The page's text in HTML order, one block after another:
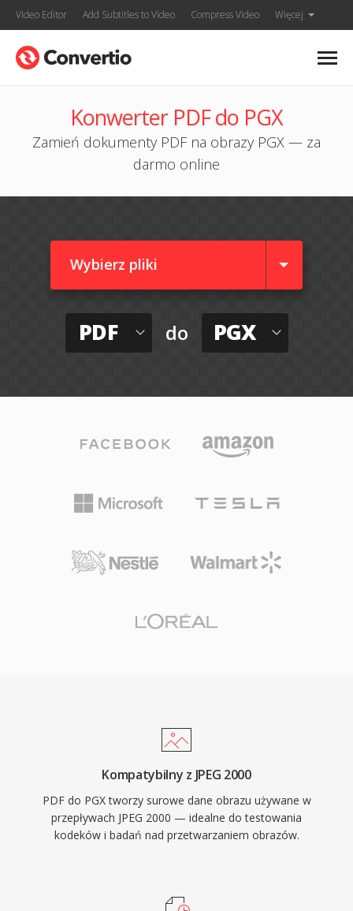
Video Editor Add Subtitles to Video Compress Video Więcej
Konwerter PDF do PGX
Zamień dokumenty PDF na obrazy PGX — za
darmo online
Wybierz pliki
PDF do PGX
Kompatybilny z JPEG 2000
PDF do PGX tworzy surowe dane obrazu używane w
przepływach JPEG 2000 — idealne do testowania
kodeków i badań nad przetwarzaniem obrazów.